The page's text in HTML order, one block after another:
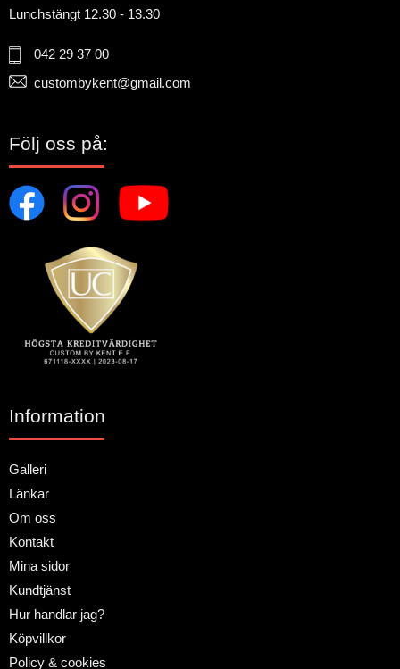
Lunchstängt 12.30 - 13.30
042 29 37 00
custombykent@gmail.com
Följ oss på:
Information
Galleri
Länkar
Om oss
Kontakt
Mina sidor
Kundtjänst
Hur handlar jag?
Köpvillkor
Policy & cookies